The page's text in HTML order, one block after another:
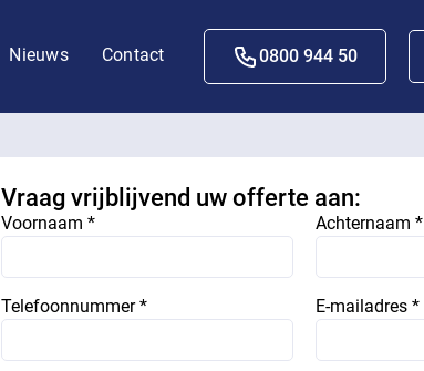
Nieuws Contact 0800 944 50
Vraag vrijblijvend uw offerte aan:
Voornaam * Achternaam *
Telefoonnummer * E-mailadres *